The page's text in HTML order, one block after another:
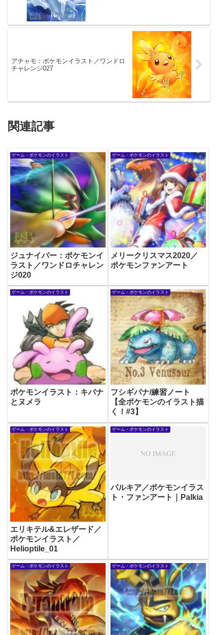
アチャモ：ポケモンイラスト／ワンドロ
チャレンジ027
関連記事
ゲーム・ポケモンのイラスト
ジュナイパー：ポケモンイ
ラスト／ワンドロチャレン
ジ020
ゲーム・ポケモンのイラスト
メリークリスマス2020／
ポケモンファンアート
ゲーム・ポケモンのイラスト
ポケモンイラスト：キバナ
とヌメラ
ゲーム・ポケモンのイラスト
フシギバナ/練習ノート
【全ポケモンのイラスト描
く！#3】
ゲーム・ポケモンのイラスト
エリキテル&エレザード／
ポケモンイラスト／
Helioptile_01
ゲーム・ポケモンのイラスト
パルキア／ポケモンイラス
ト・ファンアート｜Palkia
ゲーム・ポケモンのイラスト ゲーム・ポケモンのイラスト